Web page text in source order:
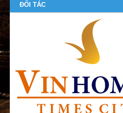
ĐỐI TÁC